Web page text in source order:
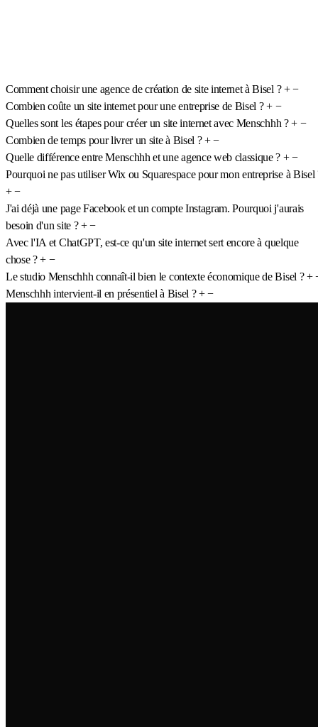
Comment choisir une agence de création de site internet à Bisel ? + −
Combien coûte un site internet pour une entreprise de Bisel ? + −
Quelles sont les étapes pour créer un site internet avec Menschhh ? + −
Combien de temps pour livrer un site à Bisel ? + −
Quelle différence entre Menschhh et une agence web classique ? + −
Pourquoi ne pas utiliser Wix ou Squarespace pour mon entreprise à Bisel
+ −
J'ai déjà une page Facebook et un compte Instagram. Pourquoi j'aurais
besoin d'un site ? + −
Avec l'IA et ChatGPT, est-ce qu'un site internet sert encore à quelque
chose ? + −
Le studio Menschhh connaît-il bien le contexte économique de Bisel ? +
Menschhh intervient-il en présentiel à Bisel ? + −